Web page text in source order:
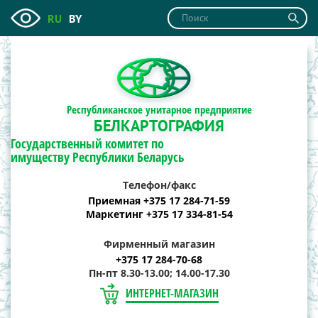
RU BY
Республиканское унитарное предприятие
БЕЛКАРТОГРАФИЯ
Государственный комитет по
имуществу Республики Беларусь
Телефон/факс
Приемная +375 17 284-71-59
Маркетинг +375 17 334-81-54
Фирменный магазин
+375 17 284-70-68
Пн-пт 8.30-13.00; 14.00-17.30
ИНТЕРНЕТ-МАГАЗИН